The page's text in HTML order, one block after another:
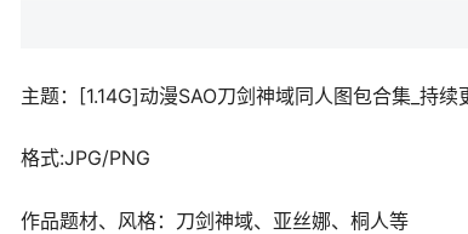
主题：[1.14G]动漫SAO刀剑神域同人图包合集_持续
格式:JPG/PNG
作品题材、风格：刀剑神域、亚丝娜、桐人等